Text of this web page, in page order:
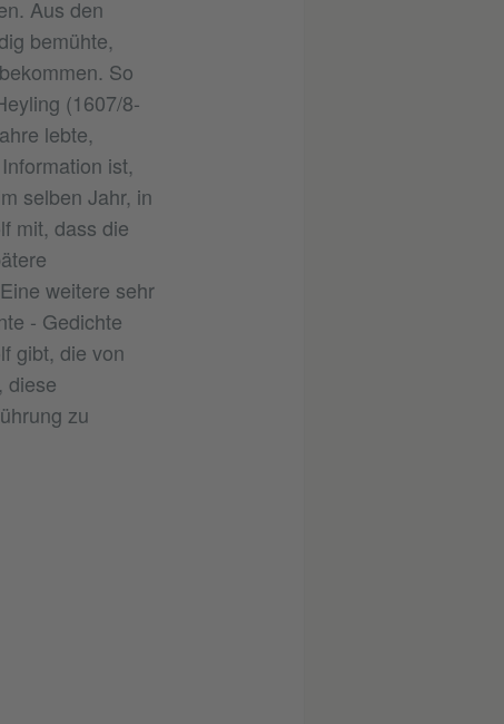
Aus den
bemühte,
So
(1607/8-
lebte,
ist,
selben Jahr, in
mit, dass die
weitere sehr
- Gedichte
gibt, die von
diese
zu